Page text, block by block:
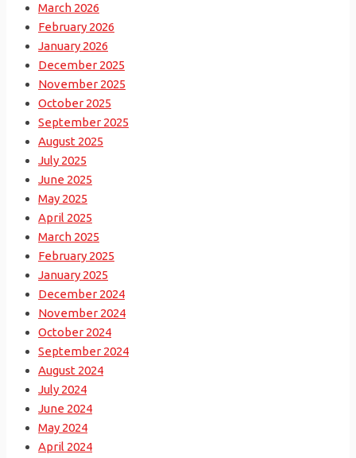
March 2026
February 2026
January 2026
December 2025
November 2025
October 2025
September 2025
August 2025
July 2025
June 2025
May 2025
April 2025
March 2025
February 2025
January 2025
December 2024
November 2024
October 2024
September 2024
August 2024
July 2024
June 2024
May 2024
April 2024